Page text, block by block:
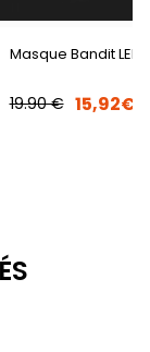
Masque Bandit LED
19.90 € 15,92€